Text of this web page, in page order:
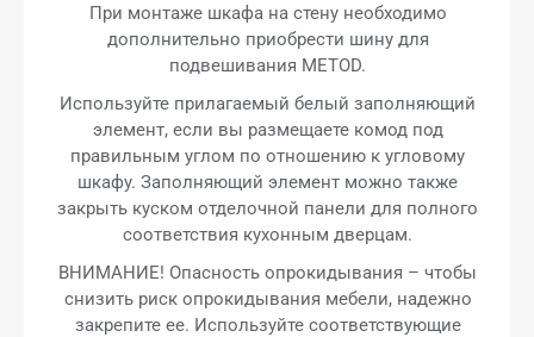
При монтаже шкафа на стену необходимо
дополнительно приобрести шину для
подвешивания METOD.
Используйте прилагаемый белый заполняющий
элемент, если вы размещаете комод под
правильным углом по отношению к угловому
шкафу. Заполняющий элемент можно также
закрыть куском отделочной панели для полного
соответствия кухонным дверцам.
ВНИМАНИЕ! Опасность опрокидывания – чтобы
снизить риск опрокидывания мебели, надежно
закрепите ее. Используйте соответствующие